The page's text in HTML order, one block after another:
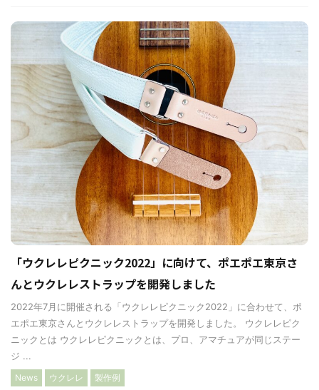
「ウクレレピクニック2022」に向けて、ポエポエ東京さ
んとウクレレストラップを開発しました
2022年7月に開催される「ウクレレピクニック2022」に合わせて、ポ
エポエ東京さんとウクレレストラップを開発しました。 ウクレレピク
ニックとは ウクレレピクニックとは、プロ、アマチュアが同じステー
ジ ...
News ウクレレ 製作例